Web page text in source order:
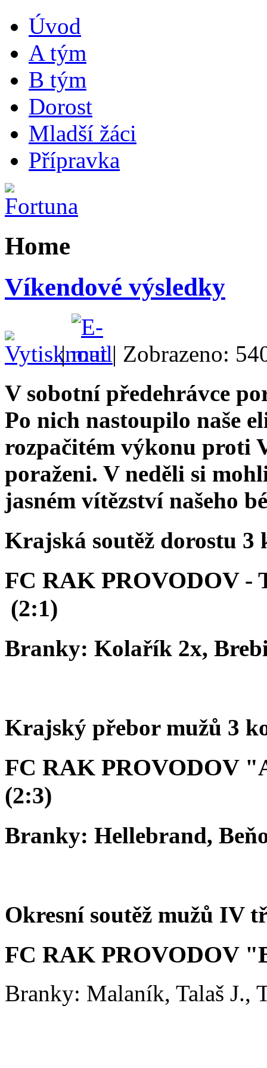
Úvod
A tým
B tým
Dorost
Mladší žáci
Přípravka
Home
Víkendové výsledky
|
| Zobrazeno:
V sobotní předehrávce
Po nich nastoupilo naše
rozpačitém výkonu proti
poraženi. V neděli si
jasném vítězství našeho
Krajská soutěž dorostu 3
FC RAK PROVODOV
(2:1)
Branky: Kolařík 2x,
Krajský přebor mužů 3
FC RAK
(2:3)
Branky: Hellebrand,
Okresní soutěž mužů IV
FC RAK
Branky: Malaník, Talaš J.,